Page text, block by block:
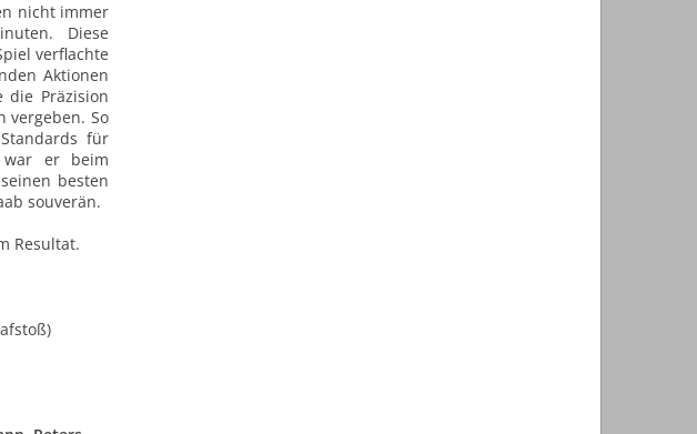
nicht immer
Diese
verflachte
Aktionen
die Präzision
vergeben. So
für
war er beim
besten
souverän.
Resultat.